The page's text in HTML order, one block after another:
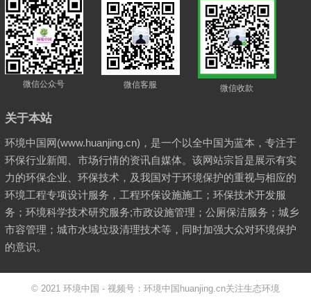
微信公众号 微信客服 微信收款
关于本站
环境中国网(www.huanjing.cn)，是一个以全中国为蓝本，专注于
环保行业新闻、市场行情的资讯自媒体。该网站宗旨是展示有实
力的环保企业、环保技术，及我国对于环境保护的重视与相应的
环境工程专项设计服务，工程环保设施施工；环保技术开发服
务；环境科学技术研究服务;市政设施管理；公厕保洁服务；城乡
市容管理；城市水域垃圾清理技术等，同时加强大众对环境保护
的意识。
© 2021 环境中国 - 视频号：环境中国huanjing.cn关注生态环境